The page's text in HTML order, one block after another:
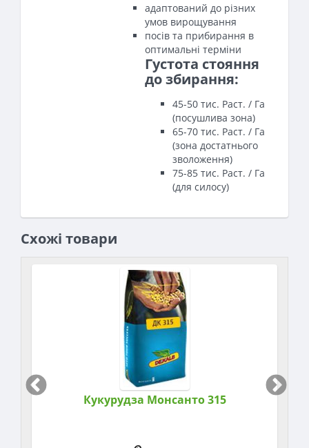
адаптований до різних
умов вирощування
посів та прибирання в
оптимальні терміни
Густота стояння
до збирання:
45-50 тис. Раст. / Га
(посушлива зона)
65-70 тис. Раст. / Га
(зона достатнього
зволоження)
75-85 тис. Раст. / Га
(для силосу)
Схожі товари
Кукурудза Монсанто 315